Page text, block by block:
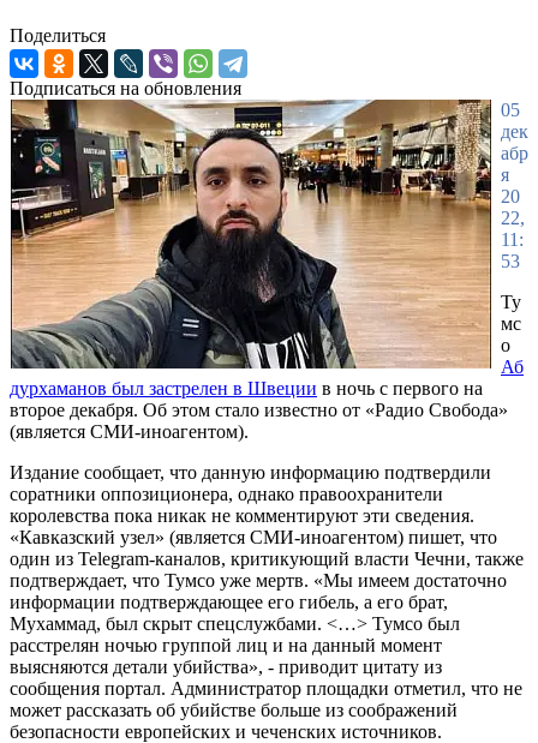
Поделиться
Подписаться на обновления
05
дек
абр
я
20
22,
11:
53
Ту
мс
о
Аб
дурхаманов был застрелен в Швеции в ночь с первого на
второе декабря. Об этом стало известно от «Радио Свобода»
(является СМИ-иноагентом).
Издание сообщает, что данную информацию подтвердили
соратники оппозиционера, однако правоохранители
королевства пока никак не комментируют эти сведения.
«Кавказский узел» (является СМИ-иноагентом) пишет, что
один из Telegram-каналов, критикующий власти Чечни, также
подтверждает, что Тумсо уже мертв. «Мы имеем достаточно
информации подтверждающее его гибель, а его брат,
Мухаммад, был скрыт спецслужбами. <…> Тумсо был
расстрелян ночью группой лиц и на данный момент
выясняются детали убийства», - приводит цитату из
сообщения портал. Администратор площадки отметил, что не
может рассказать об убийстве больше из соображений
безопасности европейских и чеченских источников.